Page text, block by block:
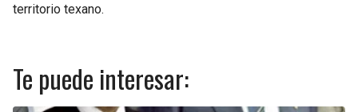
territorio texano.
Te puede interesar: